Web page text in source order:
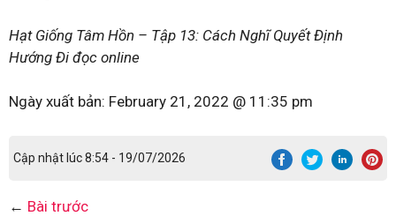
Hạt Giống Tâm Hồn – Tập 13: Cách Nghĩ Quyết Định
Hướng Đi đọc online
Ngày xuất bản: February 21, 2022 @ 11:35 pm
Cập nhật lúc 8:54 - 19/07/2026
← Bài trước